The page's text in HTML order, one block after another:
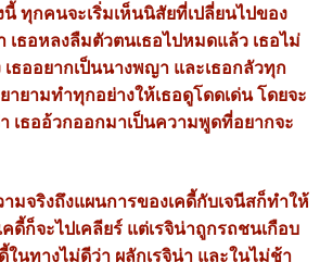
ทุกคนจะเริ่มเห็นนิสัยที่เปลี่ยนไปของ
เธอหลงลืมตัวตนเธอไปหมดแล้ว เธอไม่
ธออยากเป็นนางพญา และเธอกลัวทุก
ายามทำทุกอย่างให้เธอดูโดดเด่น โดยจะ
เธออ้วกออกมาเป็นความพูดที่อยากจะ
มจริงถึงแผนการของเคดี้กับเจนีสก็ทำให้
ดี้ก็จะไปเคลียร์ แต่เรจิน่าถูกรถชนเกือบ
นทางไม่ดีว่า ผลักเรจิน่า และในไม่ช้า